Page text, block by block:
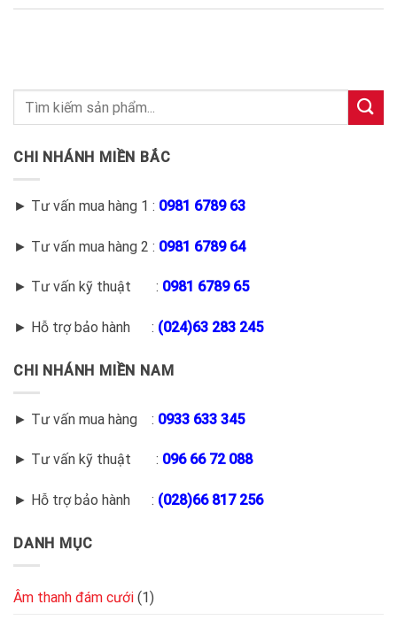
CHI NHÁNH MIỀN BẮC
► Tư vấn mua hàng 1 : 0981 6789 63
► Tư vấn mua hàng 2 : 0981 6789 64
► Tư vấn kỹ thuật : 0981 6789 65
► Hỗ trợ bảo hành : (024)63 283 245
CHI NHÁNH MIỀN NAM
► Tư vấn mua hàng : 0933 633 345
► Tư vấn kỹ thuật : 096 66 72 088
► Hỗ trợ bảo hành : (028)66 817 256
DANH MỤC
Âm thanh đám cưới (1)